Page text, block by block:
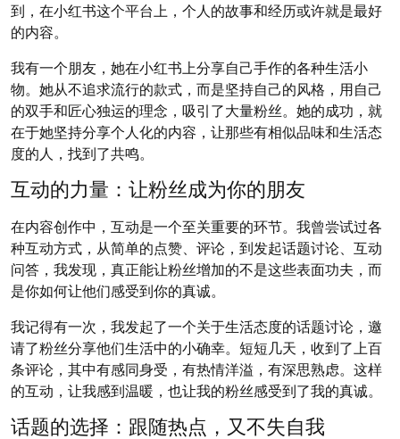
到，在小红书这个平台上，个人的故事和经历或许就是最好
的内容。
我有一个朋友，她在小红书上分享自己手作的各种生活小
物。她从不追求流行的款式，而是坚持自己的风格，用自己
的双手和匠心独运的理念，吸引了大量粉丝。她的成功，就
在于她坚持分享个人化的内容，让那些有相似品味和生活态
度的人，找到了共鸣。
互动的力量：让粉丝成为你的朋友
在内容创作中，互动是一个至关重要的环节。我曾尝试过各
种互动方式，从简单的点赞、评论，到发起话题讨论、互动
问答，我发现，真正能让粉丝增加的不是这些表面功夫，而
是你如何让他们感受到你的真诚。
我记得有一次，我发起了一个关于生活态度的话题讨论，邀
请了粉丝分享他们生活中的小确幸。短短几天，收到了上百
条评论，其中有感同身受，有热情洋溢，有深思熟虑。这样
的互动，让我感到温暖，也让我的粉丝感受到了我的真诚。
话题的选择：跟随热点，又不失自我